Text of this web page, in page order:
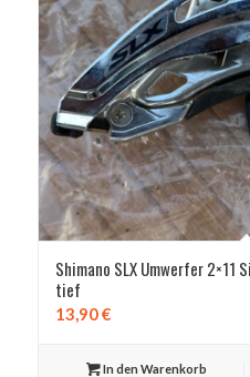
Shimano SLX Umwerfer
tief
13,90€
In den Warenkorb